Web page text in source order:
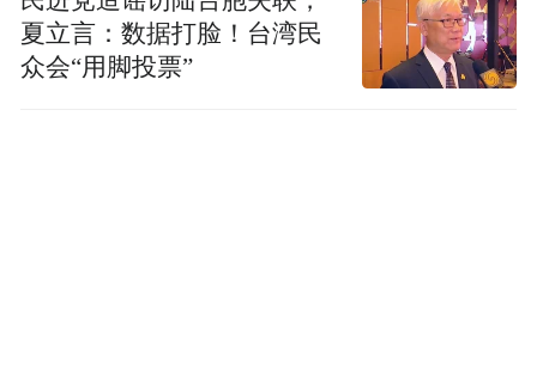
夏立言：数据打脸！台湾民
众会“用脚投票”